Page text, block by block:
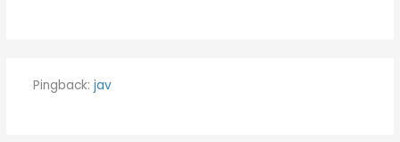
Pingback: jav